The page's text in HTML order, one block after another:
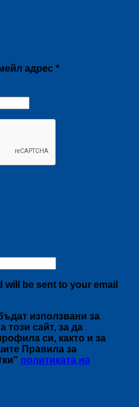
адрес *Задължително
will be sent to your email
използвани за
този сайт, за да
си, както и за
Правила за
политиката на